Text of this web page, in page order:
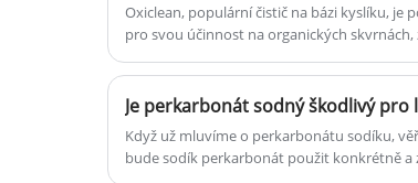
Oxiclean, populární čistič na bázi kyslíku, je
pro svou účinnost na organických
Když už mluvíme o perkarbonátu sodíku,
bude sodík perkarbonát použit konkrétně a